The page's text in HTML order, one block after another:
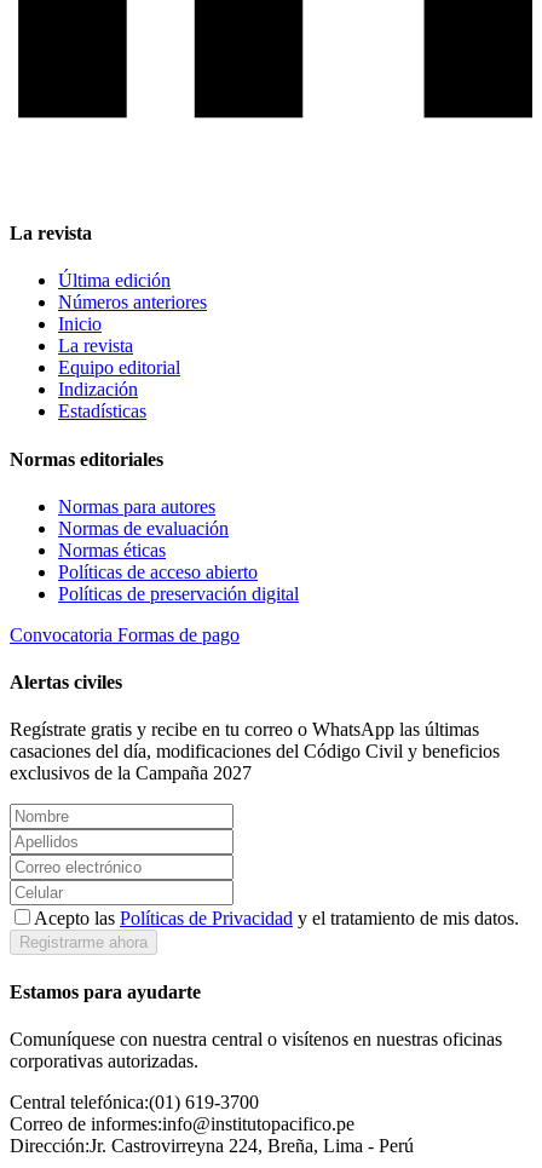
La revista
Última edición
Números anteriores
Inicio
La revista
Equipo editorial
Indización
Estadísticas
Normas editoriales
Normas para autores
Normas de evaluación
Normas éticas
Políticas de acceso abierto
Políticas de preservación digital
Convocatoria Formas de pago
Alertas civiles
Regístrate gratis y recibe en tu correo o WhatsApp las últimas
casaciones del día, modificaciones del Código Civil y beneficios
exclusivos de la Campaña 2027
Acepto las Políticas de Privacidad y el tratamiento de mis datos.
Registrarme ahora
Estamos para ayudarte
Comuníquese con nuestra central o visítenos en nuestras oficinas
corporativas autorizadas.
Central telefónica:(01) 619-3700
Correo de informes:info@institutopacifico.pe
Dirección:Jr. Castrovirreyna 224, Breña, Lima - Perú